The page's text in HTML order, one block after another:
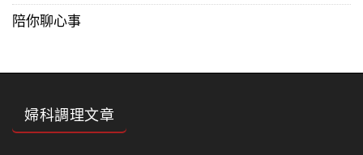
陪你聊心事
婦科調理文章